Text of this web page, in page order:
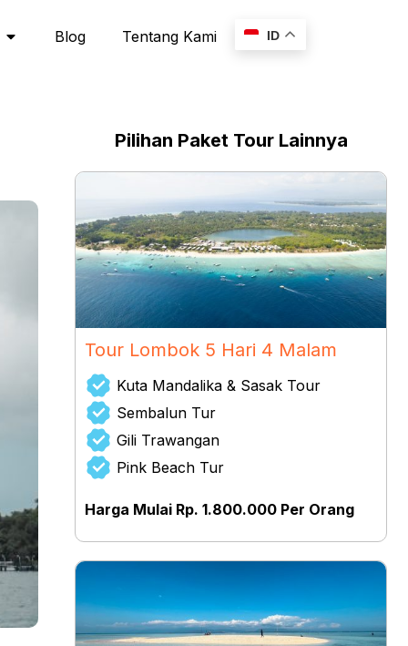
Blog Tentang Kami ID
Pilihan Paket Tour Lainnya
Tour Lombok 5 Hari 4 Malam
Kuta Mandalika & Sasak Tour
Sembalun Tur
Gili Trawangan
Pink Beach Tur
Harga Mulai Rp. 1.800.000 Per Orang